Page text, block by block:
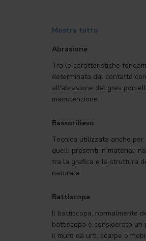
Mostra tutto
Abrasione
Tra le caratteristiche
determinata dal contatto
all'abrasione del gres
manutenzione.
Bassorilievo
Tecnica utilizzata anche
quelli presenti in materiali
tra la grafica e la struttura
naturale.
Battiscopa
Il battiscopa, normalmente
battiscopa è considerato
il muro da urti, scarpe o